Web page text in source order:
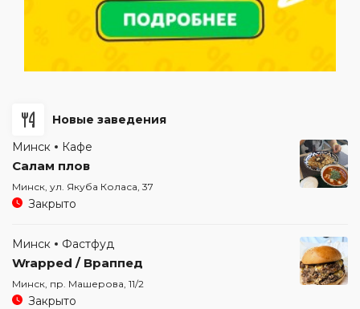
Новые заведения
Минск
Кафе
Салам плов
Минск, ул. Якуба Коласа, 37
Закрыто
Минск Фастфуд
Wrapped / Враппед
Минск, пр. Машерова, 11/2
Закрыто